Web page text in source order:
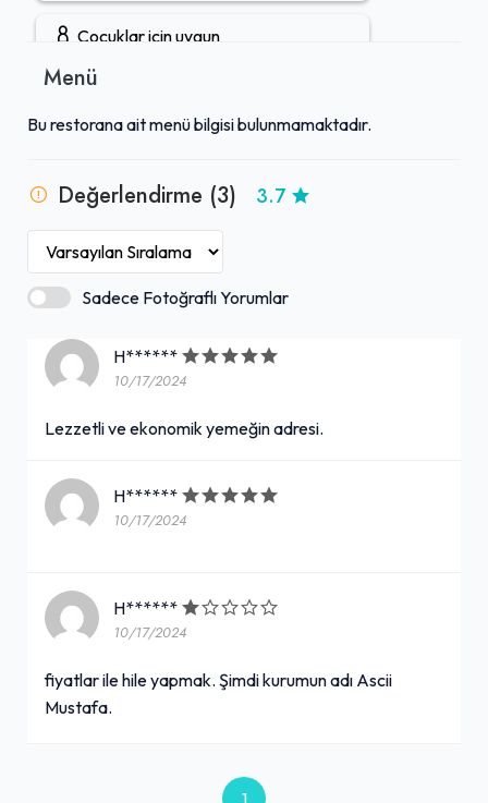
Çocuklar için uygun
Menü
Bu restorana ait menü bilgisi bulunmamaktadır.
Değerlendirme (3) 3.7
Sadece Fotoğraflı Yorumlar
H******
10/17/2024
Lezzetli ve ekonomik yemeğin adresi.
H******
10/17/2024
H******
10/17/2024
fiyatlar ile hile yapmak. Şimdi kurumun adı Ascii
Mustafa.
1